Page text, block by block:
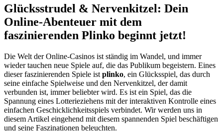
Glücksstrudel & Nervenkitzel: Dein
Online-Abenteuer mit dem
faszinierenden Plinko beginnt jetzt!
Die Welt der Online-Casinos ist ständig im Wandel, und immer
wieder tauchen neue Spiele auf, die das Publikum begeistern. Eines
dieser faszinierenden Spiele ist plinko, ein Glücksspiel, das durch
seine einfache Spielweise und den Nervenkitzel, der damit
verbunden ist, immer beliebter wird. Es ist ein Spiel, das die
Spannung eines Lotterieziehens mit der interaktiven Kontrolle eines
einfachen Geschicklichkeitsspiels verbindet. Wir werden uns in
diesem Artikel eingehend mit diesem spannenden Spiel beschäftigen
und seine Faszinationen beleuchten.